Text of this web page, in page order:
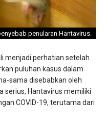
penularan Hantavirus.
menjadi perhatian setelah
puluhan kasus dalam
sama disebabkan oleh
serius, Hantavirus memiliki
COVID-19, terutama dari